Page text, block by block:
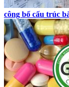
công bố cấu trúc